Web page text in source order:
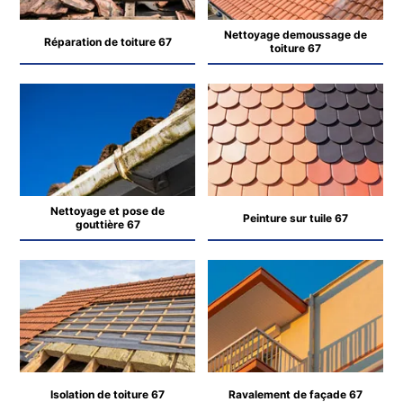
Réparation de toiture 67
Nettoyage demoussage de
toiture 67
Nettoyage et pose de
gouttière 67
Peinture sur tuile 67
Isolation de toiture 67 Ravalement de façade 67